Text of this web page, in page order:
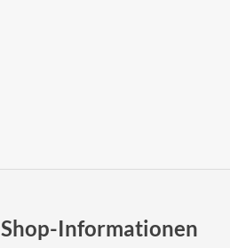
Shop-Informationen